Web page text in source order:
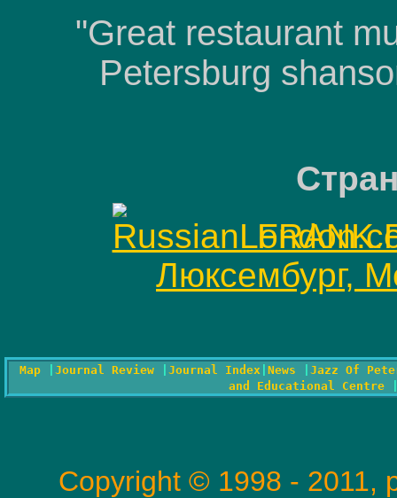
"Great restaurant
Petersburg
Люксембург,
Map Journal Review Journal Index News
Jazz Of
and Educational Centre
Copyright © 1998 - 2011,